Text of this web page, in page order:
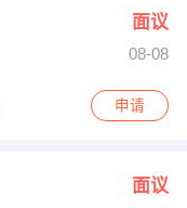
面议
08-08
申请
面议